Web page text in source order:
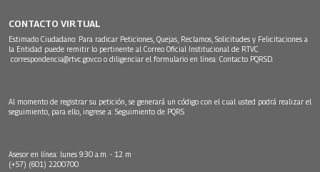
CONTACTO VIRTUAL
Estimado Ciudadano: Para radicar Peticiones, Quejas, Reclamos, Solicitudes y Felicitaciones a
la Entidad puede remitir lo pertinente al Correo Oficial Institucional de RTVC
correspondencia@rtvc.gov.co o diligenciar el formulario en línea: Contacto PQRSD.
Al momento de registrar su petición, se generará un código con el cual usted podrá realizar el
seguimiento, para ello, ingrese a: Seguimiento de PQRS
Asesor en línea: lunes 9:30 a.m. - 12 m
(+57) (601) 2200700